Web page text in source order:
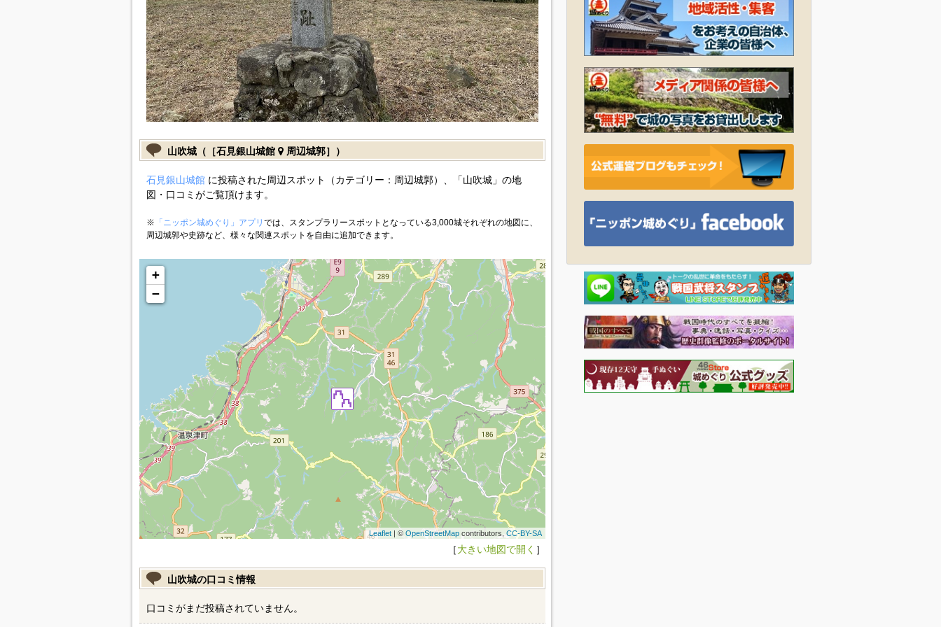
山吹城（［石見銀山城館 周辺城郭］）
石見銀山城館に投稿された周辺スポット（カテゴリー：周辺城郭）、「山吹城」の地
図・口コミがご覧頂けます。
※ 「ニッポン城めぐり」アプリ では、スタンプラリースポットとなっている3,000城それぞれの地図に、
周辺城郭や史跡など、様々な関連スポットを自由に追加できます。
+
−
Leaflet| © OpenStreetMapcontributors, CC-BY-SA
［大きい地図で開く ］
山吹城の口コミ情報
口コミがまだ投稿されていません。